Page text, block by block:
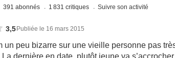
391 abonnés 1 831 critiques Suivre son activité
3,5 Publiée le 16 mars 2015
un peu bizarre sur une vieille personne pas
dernière en date, plutôt jeune va